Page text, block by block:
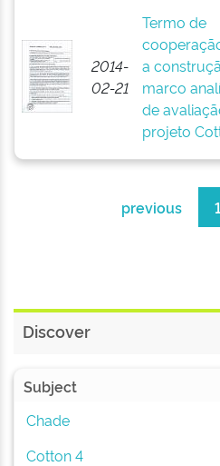
2014-
02-21
Termo de
a
marco
de
projeto
previous 1
Discover
Subject
Chade
Cotton 4